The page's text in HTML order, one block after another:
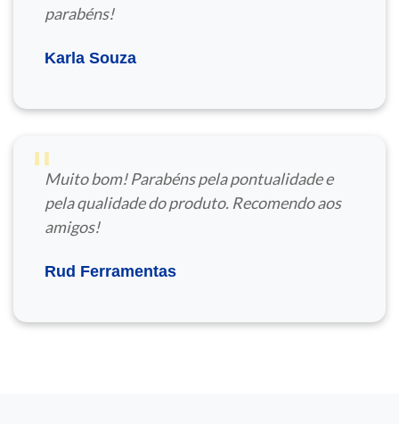
parabéns!
Karla Souza
"Muito bom! Parabéns pela pontualidade e
pela qualidade do produto. Recomendo aos
amigos!
Rud Ferramentas